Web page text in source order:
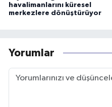
havalimanlarını küresel
merkezlere dönüştürüyor
Yorumlar